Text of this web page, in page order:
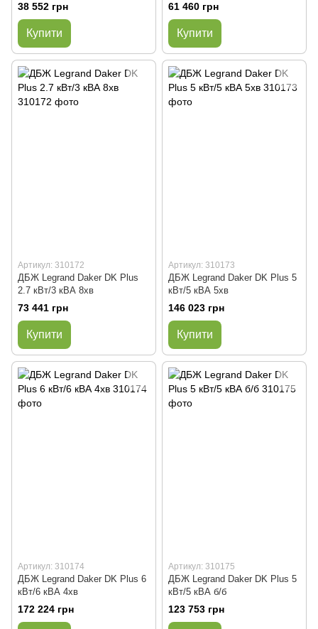
38 552 грн
Купити
61 460 грн
Купити
Артикул: 310172
ДБЖ Legrand Daker DK Plus
2.7 кВт/3 кВА 8хв
73 441 грн
Купити
Артикул: 310173
ДБЖ Legrand Daker DK Plus 5
кВт/5 кВА 5хв
146 023 грн
Купити
Артикул: 310174
ДБЖ Legrand Daker DK Plus 6
кВт/6 кВА 4хв
172 224 грн
Артикул: 310175
ДБЖ Legrand Daker DK Plus 5
кВт/5 кВА б/б
123 753 грн